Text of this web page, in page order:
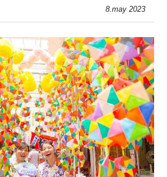
8.may 2023